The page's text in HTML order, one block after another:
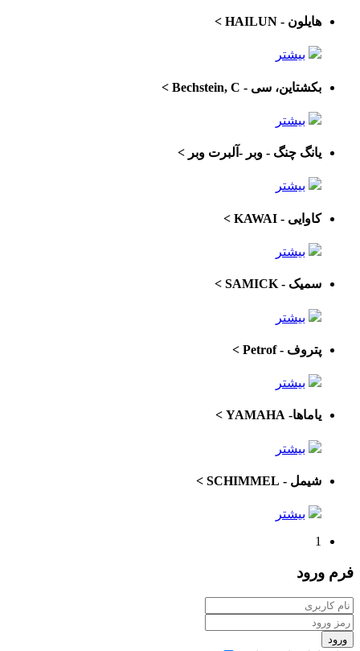
هایلون - HAILUN >
بیشتر
بکشتاین، سی - Bechstein, C >
بیشتر
یانگ چنگ - وبر -آلبرت وبر >
بیشتر
کاوایی - KAWAI >
بیشتر
سمیک - SAMICK >
بیشتر
پتروف - Petrof >
بیشتر
یاماها- YAMAHA >
بیشتر
شیمل - SCHIMMEL >
بیشتر
1
فرم ورود
ورود